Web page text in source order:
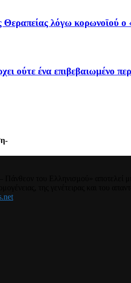
λόγω κορωνοϊού ο
ούτε ένα επιβεβαιωμένο